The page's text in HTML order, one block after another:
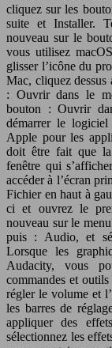
cliquez sur les
suite et Installer.
nouveau sur le
vous utilisez
glisser l’icône du
Mac, cliquez dessus
: Ouvrir dans le
bouton : Ouvrir
démarrer le logiciel
Apple pour les
doit être fait que la
fenêtre qui
accéder à l’écran
Fichier en haut à
ci et ouvrez le
nouveau sur le
puis : Audio, et
Lorsque les
Audacity, vous
commandes et
régler le volume et
les barres de
appliquer des
sélectionnez les